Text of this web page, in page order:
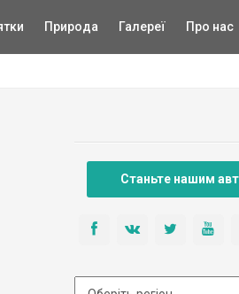
Природа Галереї Про нас
Станьте нашим